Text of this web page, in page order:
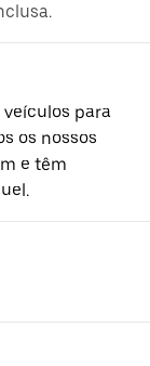
veículos para
os nossos
e têm